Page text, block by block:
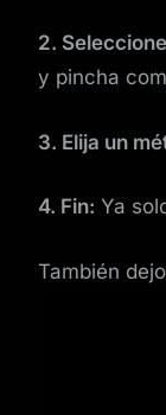
2.
y pincha
3. Elija un
4. Fin: Ya
También